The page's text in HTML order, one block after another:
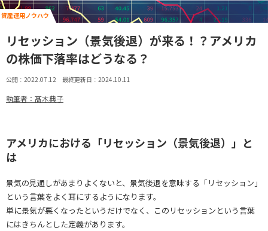
資産運用ノウハウ
リセッション（景気後退）が来る！？アメリカ
の株価下落率はどうなる？
公開：2022.07.12 最終更新日：2024.10.11
執筆者：髙木典子
アメリカにおける「リセッション（景気後退）」と
は
景気の見通しがあまりよくないと、景気後退を意味する「リセッション」
という言葉をよく耳にするようになります。
単に景気が悪くなったというだけでなく、このリセッションという言葉
にはきちんとした定義があります。